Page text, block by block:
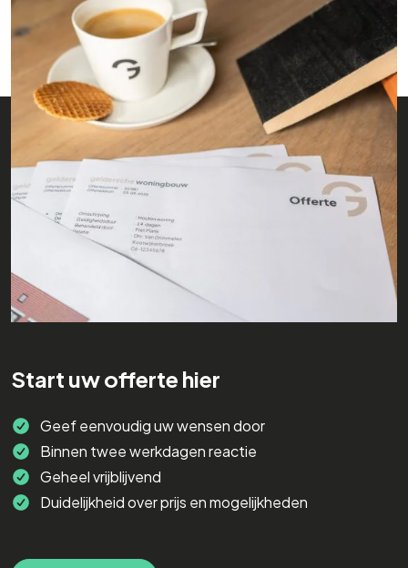
Start uw offerte hier
Geef eenvoudig uw wensen door
Binnen twee werkdagen reactie
Geheel vrijblijvend
Duidelijkheid over prijs en mogelijkheden